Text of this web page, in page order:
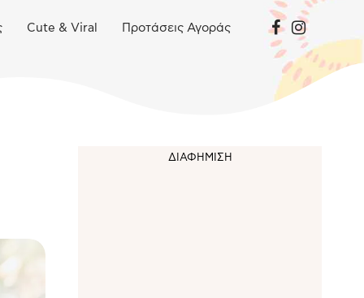
Cute & Viral Προτάσεις Αγοράς